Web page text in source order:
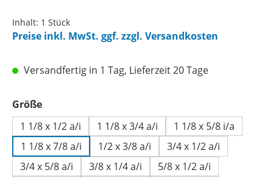
Inhalt: 1 Stück
Preise inkl. MwSt. ggf. zzgl. Versandkosten
Versandfertig in 1 Tag, Lieferzeit 20 Tage
Größeauswählen
1 1/8 x 1/2 a/i
1 1/8 x 3/4 a/i
1 1/8 x 5/8 i/a
1 1/8 x 7/8 a/i
1/2 x 3/8 a/i
3/4 x 1/2 a/i
3/4 x 5/8 a/i
3/8 x 1/4 a/i
5/8 x 1/2 a/i